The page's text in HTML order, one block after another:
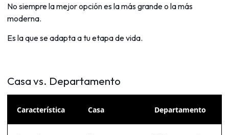
No siempre la mejor opción es la más grande o la más
moderna.
Es la que se adapta a tu etapa de vida.
Casa vs. Departamento
Característica Casa Departamento